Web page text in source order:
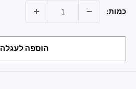
כמות:
הוספה לעגלה